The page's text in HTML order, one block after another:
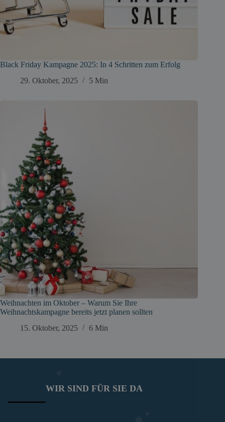
Black Friday Kampagne 2025: In 4 Schritten zum Erfolg
29. Oktober, 2025
5 Min
Weihnachten im Oktober – Warum Sie Ihre
Weihnachtskampagne bereits jetzt planen sollten
15. Oktober, 2025
6 Min
WIR SIND FÜR SIE DA